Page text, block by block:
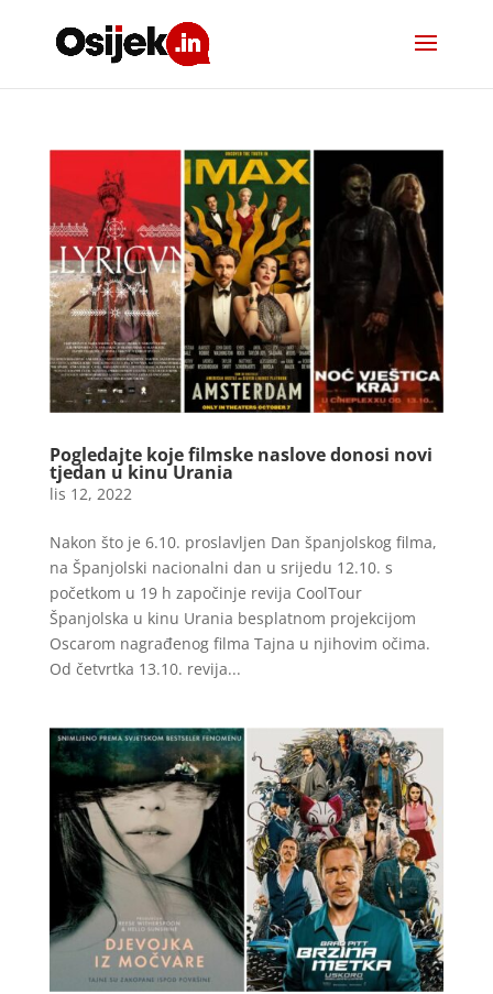
Pogledajte koje filmske naslove donosi novi
tjedan u kinu Urania
lis 12, 2022
Nakon što je 6.10. proslavljen Dan španjolskog filma,
na Španjolski nacionalni dan u srijedu 12.10. s
početkom u 19 h započinje revija CoolTour
Španjolska u kinu Urania besplatnom projekcijom
Oscarom nagrađenog filma Tajna u njihovim očima.
Od četvrtka 13.10. revija...